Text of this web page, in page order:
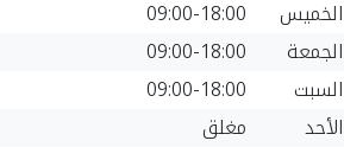
الخميس
09:00-18:00
الجمعة
09:00-18:00
السبت
09:00-18:00
الأحد
مغلق